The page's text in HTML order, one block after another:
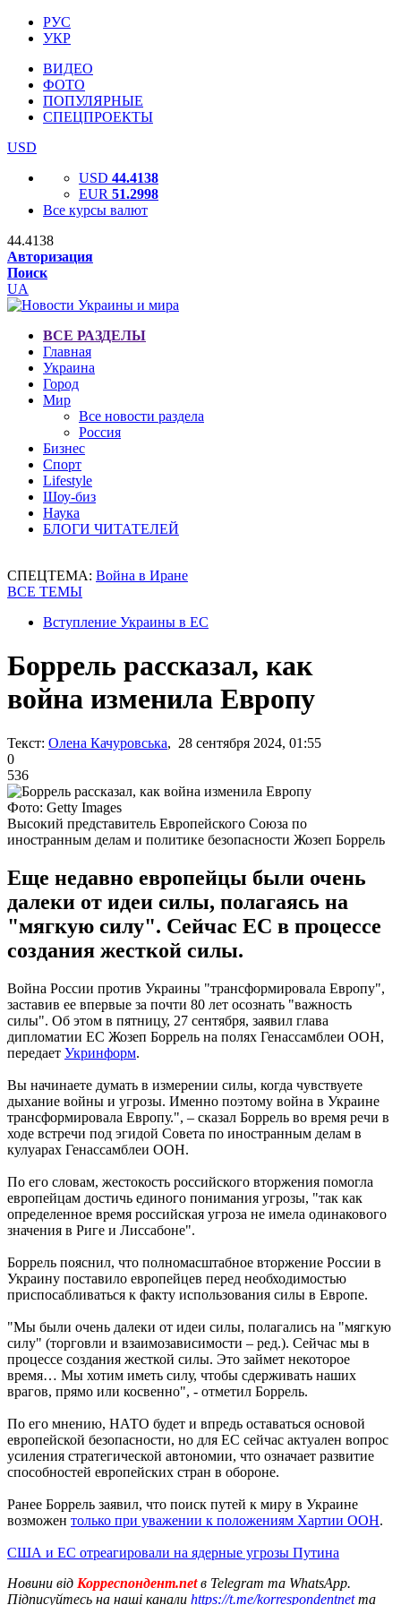
РУС
УКР
ВИДЕО
ФОТО
ПОПУЛЯРНЫЕ
СПЕЦПРОЕКТЫ
USD
USD 44.4138
EUR 51.2998
Все курсы валют
44.4138
Авторизация
Поиск
UA
ВСЕ РАЗДЕЛЫ
Главная
Украина
Город
Мир
Все новости раздела
Россия
Бизнес
Спорт
Lifestyle
Шоу-биз
Наука
БЛОГИ ЧИТАТЕЛЕЙ
СПЕЦТЕМА: Война в Иране
ВСЕ ТЕМЫ
Вступление Украины в ЕС
Боррель рассказал, как
война изменила Европу
Текст: Олена Качуровська, 28 сентября 2024, 01:55
0
536
Фото: Getty Images
Высокий представитель Европейского Союза по
иностранным делам и политике безопасности Жозеп Боррель
Еще недавно европейцы были очень
далеки от идеи силы, полагаясь на
"мягкую силу". Сейчас ЕС в процессе
создания жесткой силы.
Война России против Украины "трансформировала Европу",
заставив ее впервые за почти 80 лет осознать "важность
силы". Об этом в пятницу, 27 сентября, заявил глава
дипломатии ЕС Жозеп Боррель на полях Генассамблеи ООН,
передает Укринформ.
Вы начинаете думать в измерении силы, когда чувствуете
дыхание войны и угрозы. Именно поэтому война в Украине
трансформировала Европу.", – сказал Боррель во время речи в
ходе встречи под эгидой Совета по иностранным делам в
кулуарах Генассамблеи ООН.
По его словам, жестокость российского вторжения помогла
европейцам достичь единого понимания угрозы, "так как
определенное время российская угроза не имела одинакового
значения в Риге и Лиссабоне".
Боррель пояснил, что полномасштабное вторжение России в
Украину поставило европейцев перед необходимостью
приспосабливаться к факту использования силы в Европе.
"Мы были очень далеки от идеи силы, полагались на "мягкую
силу" (торговли и взаимозависимости – ред.). Сейчас мы в
процессе создания жесткой силы. Это займет некоторое
время… Мы хотим иметь силу, чтобы сдерживать наших
врагов, прямо или косвенно", - отметил Боррель.
По его мнению, НАТО будет и впредь оставаться основой
европейской безопасности, но для ЕС сейчас актуален вопрос
усиления стратегической автономии, что означает развитие
способностей европейских стран в обороне.
Ранее Боррель заявил, что поиск путей к миру в Украине
возможен только при уважении к положениям Хартии ООН.
США и ЕС отреагировали на ядерные угрозы Путина
Новини від Корреспондент.netв Telegram та WhatsApp.
Підписуйтесь на наші канали https://t.me/korrespondentnetта